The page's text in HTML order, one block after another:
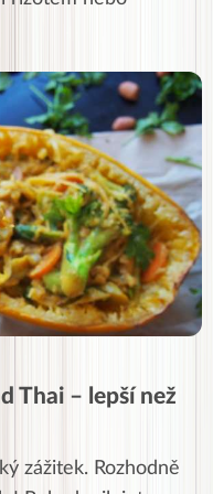
Thai – lepší než
zážitek. Rozhodně